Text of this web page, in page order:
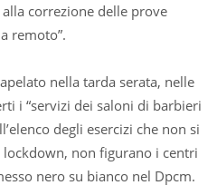
correzione delle prove
remoto”.
nella tarda serata, nelle
i “servizi dei saloni di barbieri
degli esercizi che non si
non figurano i centri
nero su bianco nel Dpcm.